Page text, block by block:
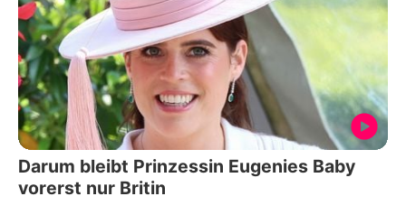
Darum bleibt Prinzessin Eugenies Baby
vorerst nur Britin